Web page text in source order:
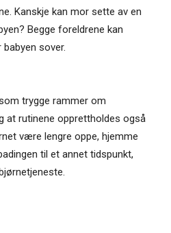
Kanskje kan mor sette av en
Begge foreldrene kan
sover.
trygge rammer om
at rutinene opprettholdes også
være lengre oppe, hjemme
til et annet tidspunkt,